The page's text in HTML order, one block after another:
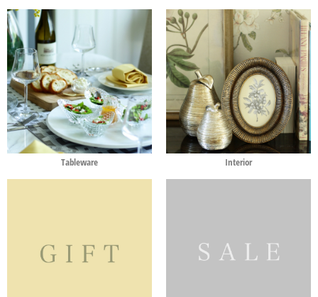
Tableware Interior